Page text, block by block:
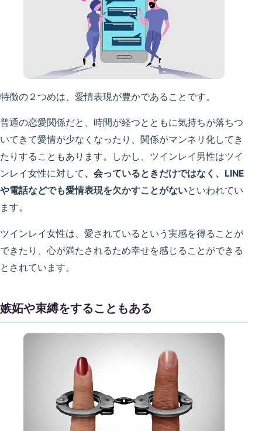
特徴の２つめは、愛情表現が豊かであることです。
普通の恋愛関係だと、時間が経つとともに気持ちが落ちつ
いてきて愛情が少なくなったり、関係がマンネリ化してき
たりすることもあります。しかし、ツインレイ男性はツイ
ンレイ女性に対して、会っているときだけではなく、LINE
や電話などでも愛情表現を欠かすことがないといわれてい
ます。
ツインレイ女性は、愛されているという実感を得ることが
できたり、心が満たされるため幸せを感じることができる
とされています。
嫉妬や束縛をすることもある